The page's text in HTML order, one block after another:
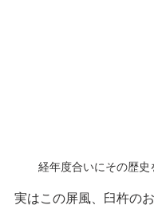
経年度合いにその歴史
実はこの屏風、臼杵の